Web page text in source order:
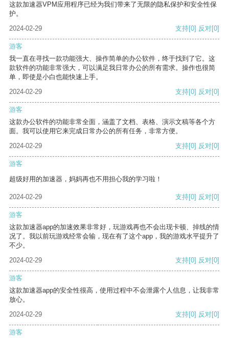
这款加速器VPM应用程序已经为我们带来了无限的隐私保护和安全性保
护。
2024-02-29
支持[0] 反对[0]
游客
我一直在寻找一款功能强大、操作简单的办公软件，终于找到了它。这
款软件的功能非常强大，可以满足我日常办公的所有需求。操作也很简
单，即使是小白也能快速上手。
2024-02-29
支持[0] 反对[0]
游客
这款办公软件的功能非常全面，涵盖了文档、表格、演示文稿等各个方
面。我可以使用它来完成日常办公的所有任务，非常方便。
2024-02-29
支持[0] 反对[0]
游客
超级好用的加速器，妈妈再也不用担心我的学习啦！
2024-02-29 支持[0] 反对[0]
游客
这款加速器app的加速效果非常好，玩游戏再也不会出现卡顿、掉线的情
况了。我以前玩游戏经常会输，现在有了这个app，我的游戏水平提升了
不少。
2024-02-29
支持[0] 反对[0]
游客
这款加速器app的安全性很高，使用过程中不会泄露个人信息，让我非常
放心。
2024-02-29
支持[0] 反对[0]
游客